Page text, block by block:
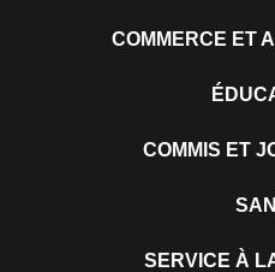
COMMERCE ET
COMMIS ET
SERVICE À